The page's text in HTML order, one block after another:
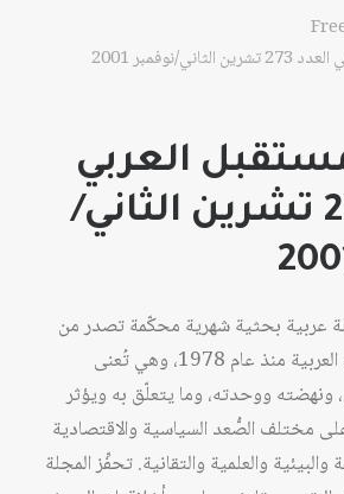
نوفمبر 2001
العربي
العدد 273 تشرين الثاني/
عربية بحثية شهرية محكّمة تصدر من
مركز دراسات الوحدة العربية منذ عام 1978، وهي تُعنى
ونهضته ووحدته، وما يتعلّق به ويؤثر
مختلف الصُّعد السياسية والاقتصادية
والبيئية والعلمية والتقانية. تحفِّز المجلة